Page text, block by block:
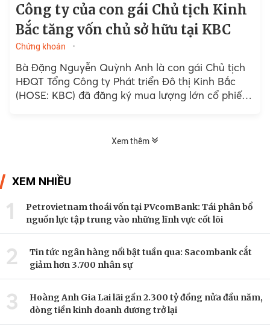
Công ty của con gái Chủ tịch Kinh
Bắc tăng vốn chủ sở hữu tại KBC
Chứng khoán
Bà Đặng Nguyễn Quỳnh Anh là con gái Chủ tịch
HĐQT Tổng Công ty Phát triển Đô thị Kinh Bắc
(HOSE: KBC) đã đăng ký mua lượng lớn cổ phiếu
Xem thêm
XEM NHIỀU
1
Petrovietnam thoái vốn tại PVcomBank: Tái phân bổ
nguồn lực tập trung vào những lĩnh vực cốt lõi
2
Tin tức ngân hàng nổi bật tuần qua: Sacombank cắt
giảm hơn 3.700 nhân sự
3
Hoàng Anh Gia Lai lãi gần 2.300 tỷ đồng nửa đầu năm,
dòng tiền kinh doanh dương trở lại